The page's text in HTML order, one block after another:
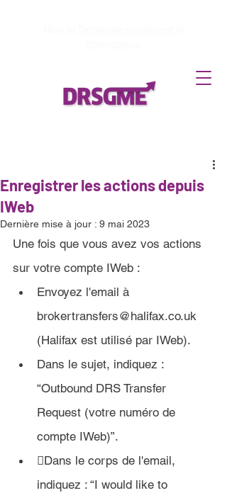
Enregistrer les actions depuis
IWeb
Dernière mise à jour : 9 mai 2023
Une fois que vous avez vos actions
sur votre compte IWeb :
Envoyez l'email à
brokertransfers@halifax.co.uk
(Halifax est utilisé par IWeb).
Dans le sujet, indiquez :
“Outbound DRS Transfer
Request (votre numéro de
compte IWeb)”.
Dans le corps de l'email,
indiquez : “I would like to